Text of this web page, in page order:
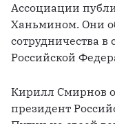
Ассоциации
Ханьмином. Они
сотрудничества
Российской
Кирилл Смирнов
президент